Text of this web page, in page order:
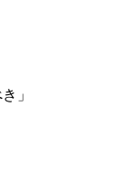
」